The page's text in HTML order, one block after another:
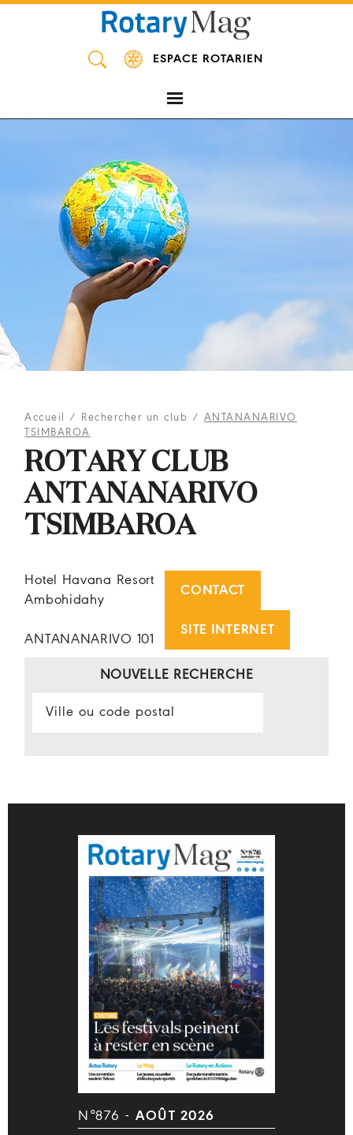
ESPACE ROTARIEN
Accueil / Rechercher un club / ANTANANARIVO
TSIMBAROA
ROTARY CLUB
ANTANANARIVO
TSIMBAROA
Hotel Havana Resort
Ambohidahy
ANTANANARIVO 101
CONTACT
SITE INTERNET
NOUVELLE RECHERCHE
N°876 - AOÛT 2026
Panneau de gestion des cookies